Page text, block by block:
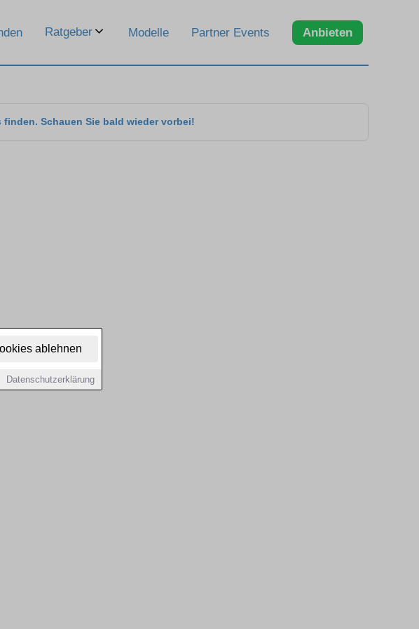
ablehnen
Datenschutzerklärung
Ratgeber Modelle Partner Events Anbieten
Schauen Sie bald wieder vorbei!